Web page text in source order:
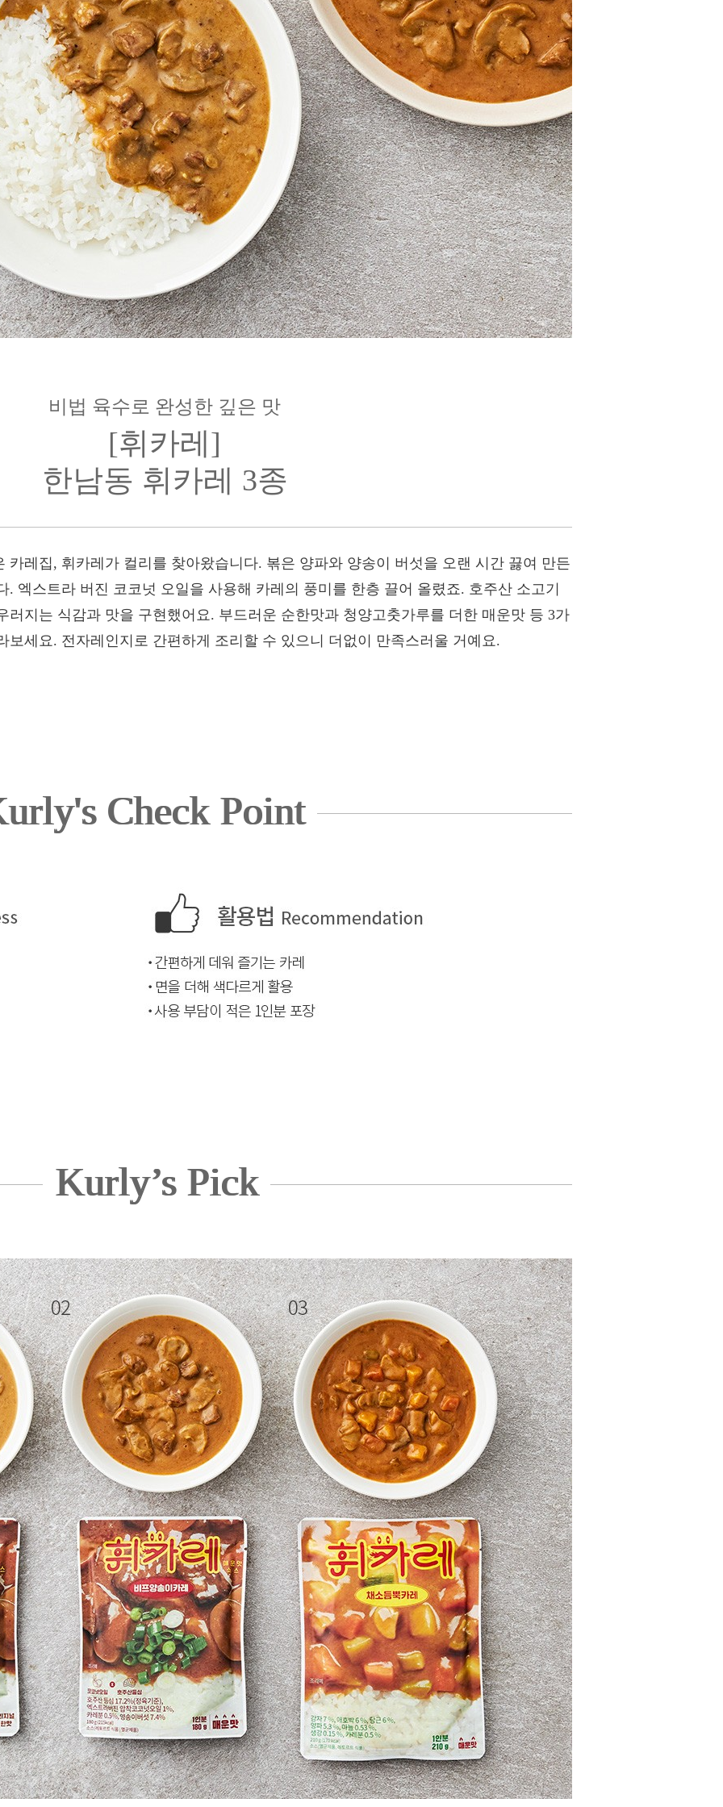
비법 육수로 완성한 깊은 맛
[휘카레]
한남동 휘카레 3종
카레집, 휘카레가 컬리를 찾아왔습니다. 볶은 양파와 양송이 버섯을 오랜 시간 끓여 만든
엑스트라 버진 코코넛 오일을 사용해 카레의 풍미를 한층 끌어 올렸죠. 호주산 소고기
러지는 식감과 맛을 구현했어요. 부드러운 순한맛과 청양고춧가루를 더한 매운맛 등 3가
보세요. 전자레인지로 간편하게 조리할 수 있으니 더없이 만족스러울 거예요.
Check Point
Kurly’s Pick